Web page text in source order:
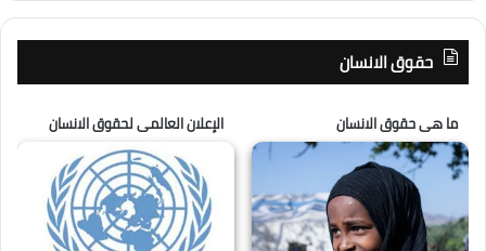
حقوق الانسان
ما هى حقوق الانسان الإعلان العالمى لحقوق الانسان